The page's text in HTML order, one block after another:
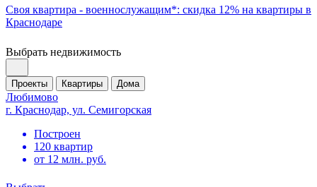
Своя квартира - военнослужащим*: скидка 12% на квартиры в
Краснодаре
Выбрать недвижимость
Проекты Квартиры Дома
Любимово
г. Краснодар, ул. Семигорская
Построен
120 квартир
от 12 млн. руб.